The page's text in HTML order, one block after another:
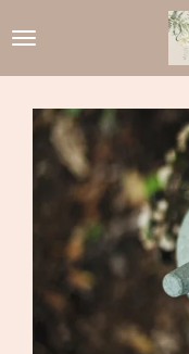
Hauptinhalt
springen